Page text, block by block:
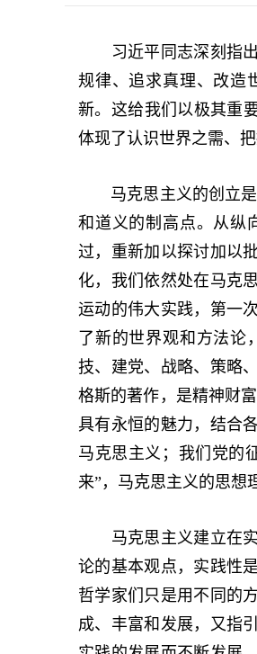
习近平同志深刻指出
规律、追求真理、改造
新。这给我们以极其重
体现了认识世界之需、
马克思主义的创立是
和道义的制高点。从纵
过，重新加以探讨加以
化，我们依然处在马克
运动的伟大实践，第一
了新的世界观和方法
技、建党、战略、策略
格斯的著作，是精神财
具有永恒的魅力，结合
马克思主义；我们党的
来”，马克思主义的思想
马克思主义建立在实
论的基本观点，实践性
哲学家们只是用不同的
成、丰富和发展，又指